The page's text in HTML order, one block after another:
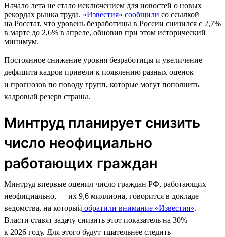
Начало лета не стало исключением для новостей о новых
рекордах рынка труда. «Известия» сообщили со ссылкой
на Росстат, что уровень безработицы в России снизился с 2,7%
в марте до 2,6% в апреле, обновив при этом исторический
минимум.
Постоянное снижение уровня безработицы и увеличение
дефицита кадров привели к появлению разных оценок
и прогнозов по поводу групп, которые могут пополнить
кадровый резерв страны.
Минтруд планирует снизить
число неофициально
работающих граждан
Минтруд впервые оценил число граждан РФ, работающих
неофициально, — их 9,6 миллиона, говорится в докладе
ведомства, на который обратили внимание «Известия».
Власти ставят задачу снизить этот показатель на 30%
к 2026 году. Для этого будут тщательнее следить